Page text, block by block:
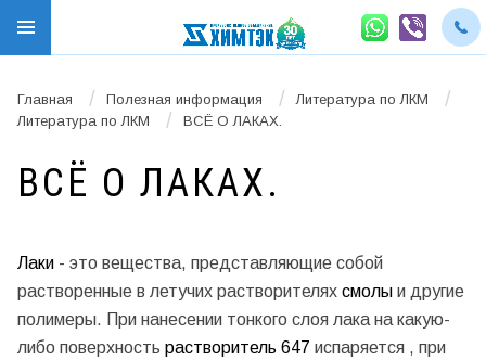
Главная / Полезная информация / Литература по ЛКМ /
Литература по ЛКМ / ВСЁ О ЛАКАХ.
ВСЁ О ЛАКАХ.
Лаки - это вещества, представляющие собой
растворенные в летучих растворителях смолы и другие
полимеры. При нанесении тонкого слоя лака на какую-
либо поверхность растворитель 647 испаряется , при